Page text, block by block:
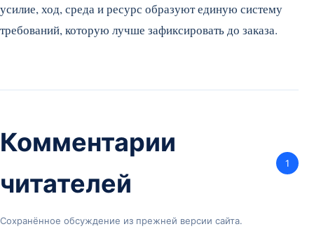
усилие, ход, среда и ресурс образуют единую систему
требований, которую лучше зафиксировать до заказа.
Комментарии
читателей
1
Сохранённое обсуждение из прежней версии сайта.